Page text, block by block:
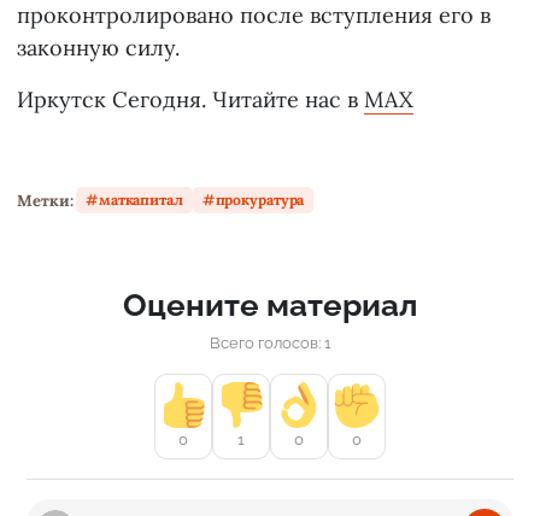
проконтролировано после вступления его в
законную силу.
Иркутск Сегодня. Читайте нас в MAX
Метки: маткапитал прокуратура
Оцените материал
Всего голосов: 1
0 1 0 0